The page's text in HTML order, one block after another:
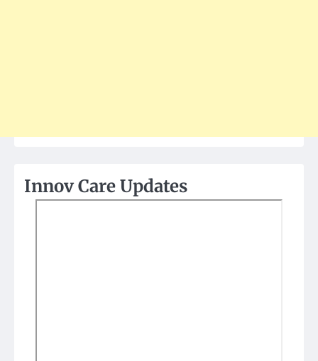
Innov Care Updates